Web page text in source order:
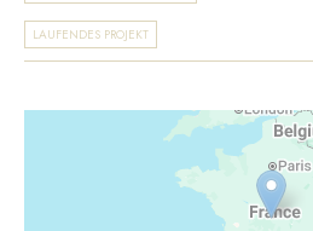
LAUFENDES PROJEKT